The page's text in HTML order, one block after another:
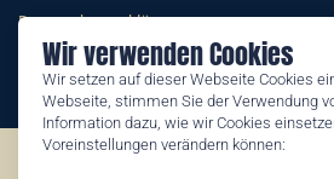
Wir verwenden Cookies
Wir setzen auf dieser Webseite Cookies
Webseite, stimmen Sie der Verwendung
Information dazu, wie wir Cookies
Voreinstellungen verändern können:
Datenschutzerklärung